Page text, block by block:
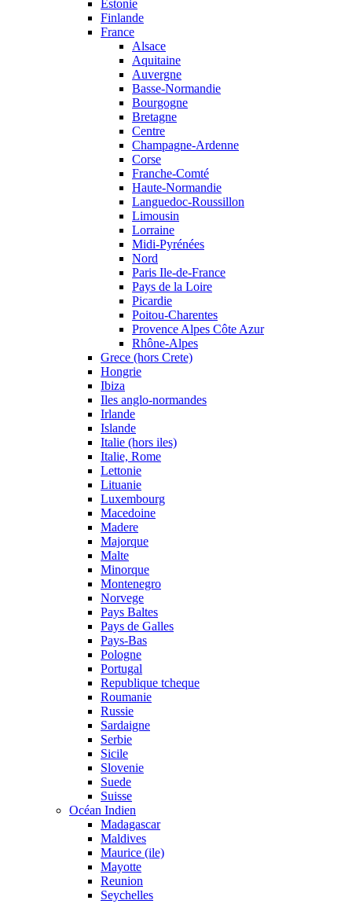
Estonie
Finlande
France
Alsace
Aquitaine
Auvergne
Basse-Normandie
Bourgogne
Bretagne
Centre
Champagne-Ardenne
Corse
Franche-Comté
Haute-Normandie
Languedoc-Roussillon
Limousin
Lorraine
Midi-Pyrénées
Nord
Paris Ile-de-France
Pays de la Loire
Picardie
Poitou-Charentes
Provence Alpes Côte Azur
Rhône-Alpes
Grece (hors Crete)
Hongrie
Ibiza
Iles anglo-normandes
Irlande
Islande
Italie (hors iles)
Italie, Rome
Lettonie
Lituanie
Luxembourg
Macedoine
Madere
Majorque
Malte
Minorque
Montenegro
Norvege
Pays Baltes
Pays de Galles
Pays-Bas
Pologne
Portugal
Republique tcheque
Roumanie
Russie
Sardaigne
Serbie
Sicile
Slovenie
Suede
Suisse
Océan Indien
Madagascar
Maldives
Maurice (ile)
Mayotte
Reunion
Seychelles